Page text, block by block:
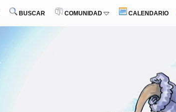
BUSCAR COMUNIDAD CALENDARIO